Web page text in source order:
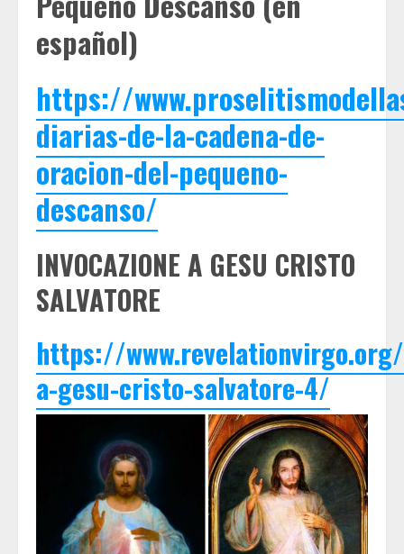
español)
https://
diarias-de-la-cadena-de-
oracion-del-pequeno-
descanso/
INVOCAZIONE A GESU CRISTO
SALVATORE
https://
a-gesu-cristo-salvatore-4/